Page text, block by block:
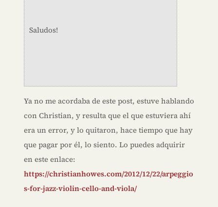
Saludos!
Ya no me acordaba de este post, estuve hablando
con Christian, y resulta que el que estuviera ahí
era un error, y lo quitaron, hace tiempo que hay
que pagar por él, lo siento. Lo puedes adquirir
en este enlace:
https://christianhowes.com/2012/12/22/arpeggio
s-for-jazz-violin-cello-and-viola/